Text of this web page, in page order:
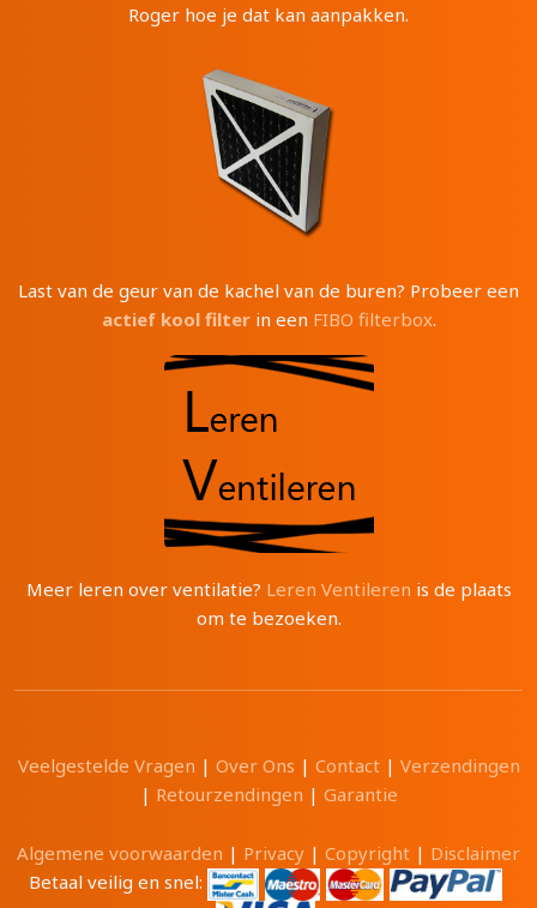
Roger hoe je dat kan aanpakken.
Last van de geur van de kachel van de buren? Probeer een
actief kool filterin een FIBO filterbox.
Meer leren over ventilatie? Leren Ventileren is de plaats
om te bezoeken.
Veelgestelde Vragen | Over Ons | Contact| Verzendingen
| Retourzendingen | Garantie
Algemene voorwaarden | Privacy | Copyright | Disclaimer
Betaal veilig en snel: